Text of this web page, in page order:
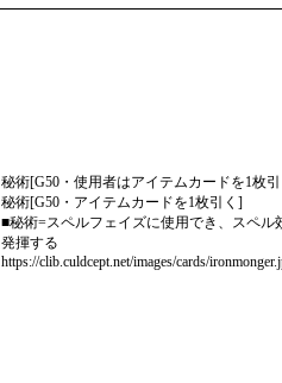
秘術[G50・使用者はアイテムカードを1枚
秘術[G50・アイテムカードを1枚引く]
■秘術=スペルフェイズに使用でき、スペル
発揮する
https://clib.culdcept.net/images/cards/